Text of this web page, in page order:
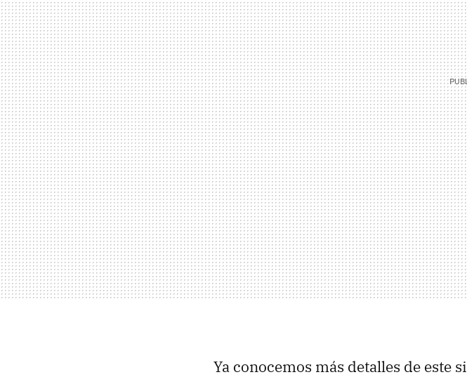
Ya conocemos más detalles de este